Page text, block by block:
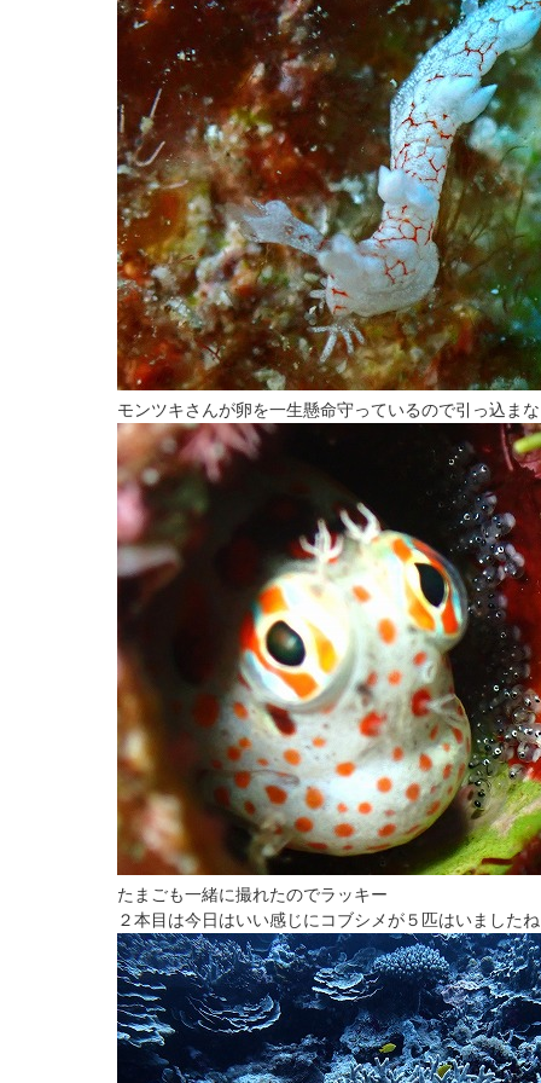
モンツキさんが卵を一生懸命守っているので引っ込ま
たまごも一緒に撮れたのでラッキー
２本目は今日はいい感じにコブシメが５匹はいました